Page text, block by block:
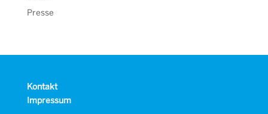
Presse
Kontakt
Impressum